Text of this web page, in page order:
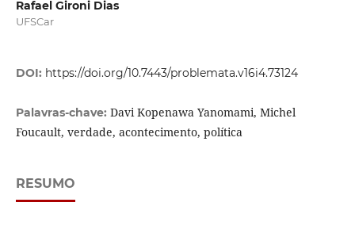
Rafael Gironi Dias
UFSCar
DOI: https://doi.org/10.7443/problemata.v16i4.73124
Palavras-chave: Davi Kopenawa Yanomami, Michel
Foucault, verdade, acontecimento, política
RESUMO